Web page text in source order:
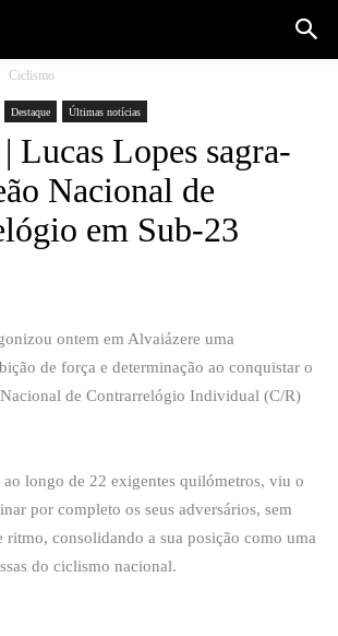
Ciclismo
Destaque Últimas notícias
Lucas Lopes sagra-
Nacional de
em Sub-23
ontem em Alvaiázere uma
de força e determinação ao conquistar o
de Contrarrelógio Individual (C/R)
longo de 22 exigentes quilómetros, viu o
por completo os seus adversários, sem
ritmo, consolidando a sua posição como uma
do ciclismo nacional.